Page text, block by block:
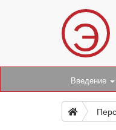
Э
Введение